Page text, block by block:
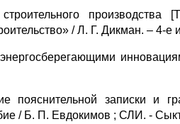
строительного
/ Л. Г. Дикман. – 4-е
пояснительной записки и
/ Б. П. Евдокимов ; СЛИ. -